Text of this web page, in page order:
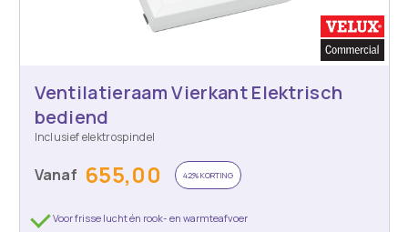
Ventilatieraam Vierkant Elektrisch
bediend
Inclusief elektrospindel
Vanaf 655,00 42% KORTING
Voor frisse lucht én rook- en warmteafvoer